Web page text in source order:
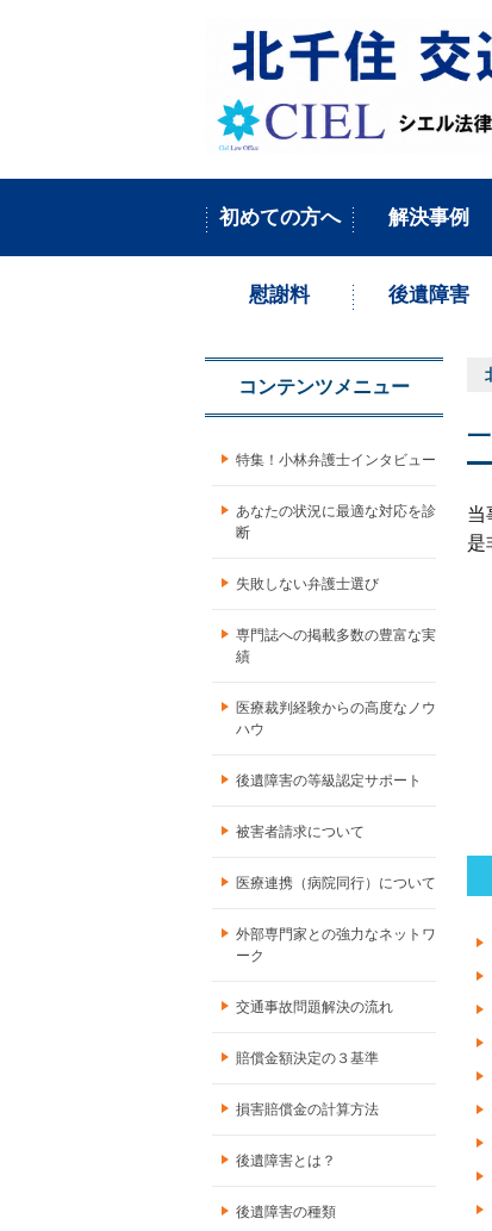
初めての方へ 解決事例
慰謝料 後遺障害
当
是
コンテンツメニュー
特集！小林弁護士インタビュー
あなたの状況に最適な対応を診
断
失敗しない弁護士選び
専門誌への掲載多数の豊富な実
績
医療裁判経験からの高度なノウ
ハウ
後遺障害の等級認定サポート
被害者請求について
医療連携（病院同行）について
外部専門家との強力なネットワ
ーク
交通事故問題解決の流れ
賠償金額決定の３基準
損害賠償金の計算方法
後遺障害とは？
後遺障害の種類